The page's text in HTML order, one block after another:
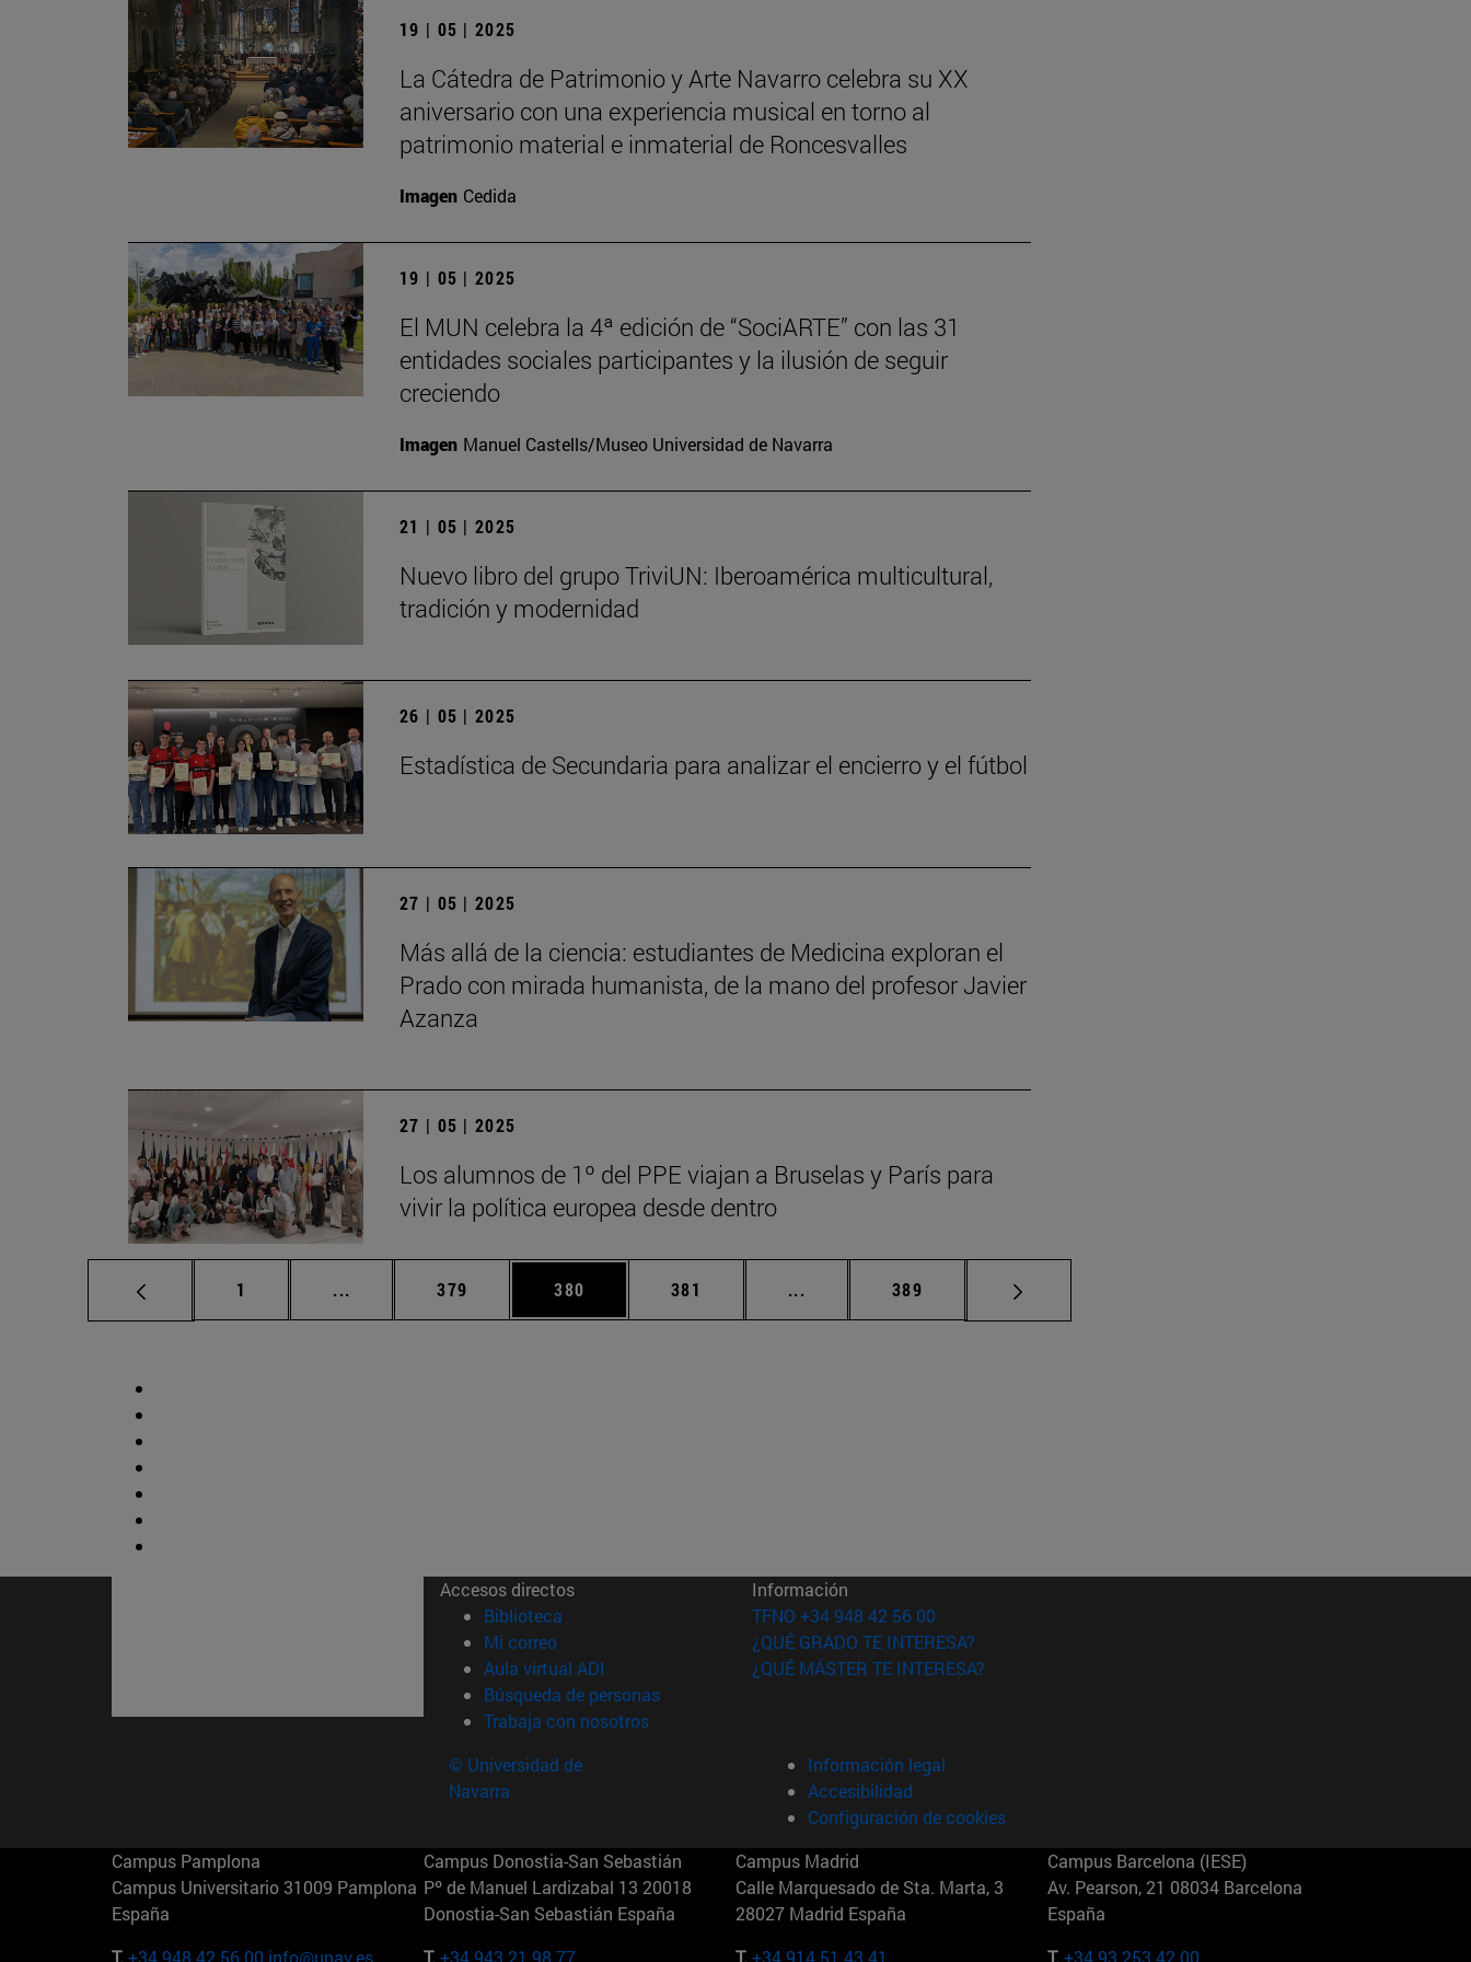
19 | 05 | 2025
La Cátedra de Patrimonio y Arte Navarro celebra su XX
aniversario con una experiencia musical en torno al
patrimonio material e inmaterial de Roncesvalles
Imagen Cedida
19 | 05 | 2025
El MUN celebra la 4ª edición de “SociARTE” con las 31
entidades sociales participantes y la ilusión de seguir
creciendo
Imagen Manuel Castells/Museo Universidad de Navarra
21 | 05 | 2025
Nuevo libro del grupo TriviUN: Iberoamérica multicultural,
tradición y modernidad
26 | 05 | 2025
Estadística de Secundaria para analizar el encierro y el fútbol
27 | 05 | 2025
Más allá de la ciencia: estudiantes de Medicina exploran el
Prado con mirada humanista, de la mano del profesor Javier
Azanza
27 | 05 | 2025
Los alumnos de 1º del PPE viajan a Bruselas y París para
vivir la política europea desde dentro
Página
1 ... Páginas intermedias Use TAB para desplazarse.
Página
379 Página
380 Página
381 ... Páginas intermedias Use TAB para desplazarse.
Página
389
Accesos directos
Biblioteca (abre en nueva ventana)
Mi correo(abre en nueva ventana)
Aula virtual ADI (abre en nueva ventana)
Búsqueda de personas(abre en nueva ventana)
Trabaja con nosotros(abre en nueva ventana)
Información
TFNO +34 948 42 56 00
¿QUÉ GRADO TE INTERESA?
¿QUÉ MÁSTER TE INTERESA?
© Universidad de
Navarra
Información legal
Accesibilidad
Configuración de cookies
Campus Pamplona
Campus Universitario 31009 Pamplona
España
T. +34 948 42 56 00 info@unav.es
Campus Donostia-San Sebastián
Pº de Manuel Lardizabal 13 20018
Donostia-San Sebastián España
T. +34 943 21 98 77
Campus Madrid
Calle Marquesado de Sta. Marta, 3
28027 Madrid España
T. +34 914 51 43 41
Campus Barcelona (IESE)
Av. Pearson, 21 08034 Barcelona
España
T. +34 93 253 42 00